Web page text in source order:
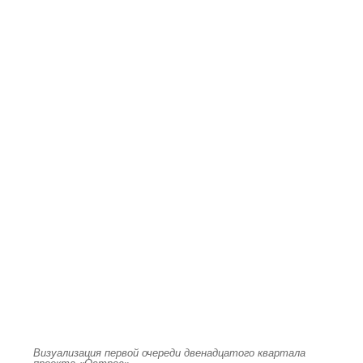
Визуализация первой очереди двенадцатого квартала